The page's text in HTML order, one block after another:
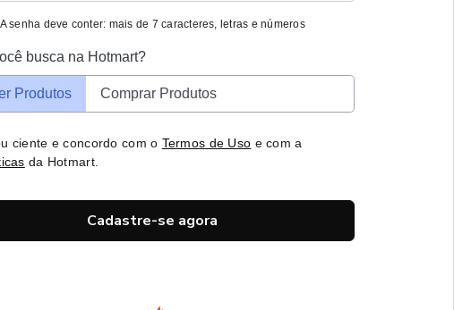
A senha deve conter: mais de 7 caracteres, letras e números
busca na Hotmart?
Produtos Comprar Produtos
ciente e concordo com o Termos de Uso e com a
da Hotmart.
Cadastre-se agora